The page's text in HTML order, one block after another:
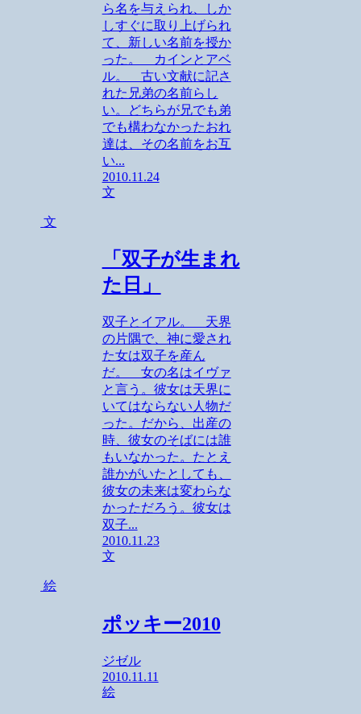
ら名を与えられ、しか
しすぐに取り上げられ
て、新しい名前を授か
った。 カインとアベ
ル。 古い文献に記さ
れた兄弟の名前らし
い。どちらが兄でも弟
でも構わなかったおれ
達は、その名前をお互
い...
2010.11.24
文
文
「双子が生まれ
た日」
双子とイアル。 天界
の片隅で、神に愛され
た女は双子を産ん
だ。 女の名はイヴァ
と言う。彼女は天界に
いてはならない人物だ
った。だから、出産の
時、彼女のそばには誰
もいなかった。たとえ
誰かがいたとしても、
彼女の未来は変わらな
かっただろう。彼女は
双子...
2010.11.23
文
絵
ポッキー2010
ジゼル
2010.11.11
絵